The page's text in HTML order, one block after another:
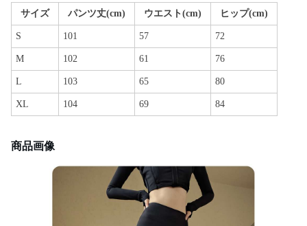
サイズ パンツ丈(cm) ウエスト(cm) ヒップ(cm)
S 101 57 72
M 102 61 76
L 103 65 80
XL 104 69 84
商品画像